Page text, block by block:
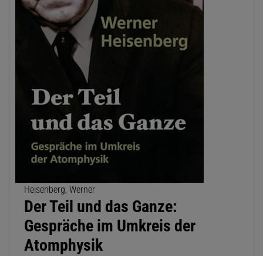
Heisenberg, Werner
Der Teil und das Ganze:
Gespräche im Umkreis der
Atomphysik